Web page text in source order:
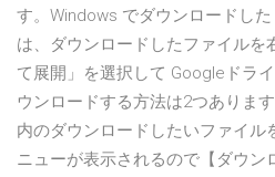
す。Windows でダウンロードし
は、ダウンロードしたファイルを
て展開」を選択して Googleドラ
ウンロードする方法は2つありま
内のダウンロードしたいファイ
ニューが表示されるので【ダウン